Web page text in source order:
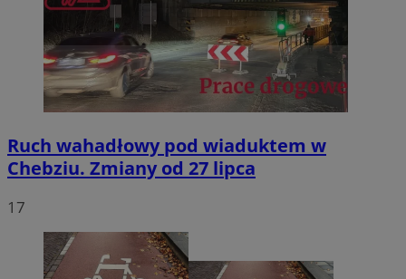
Ruch wahadłowy pod wiaduktem w
Chebziu. Zmiany od 27 lipca
17